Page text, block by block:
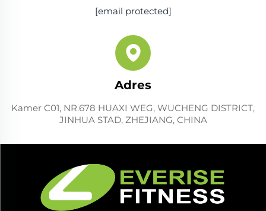
[email protected]
Adres
Kamer C01, NR.678 HUAXI WEG, WUCHENG DISTRICT,
JINHUA STAD, ZHEJIANG, CHINA